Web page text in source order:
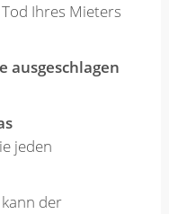
Ihres Mieters
ausgeschlagen
jeden
der